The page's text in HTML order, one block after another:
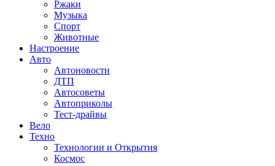
Ржаки
Музыка
Спорт
Животные
Настроение
Авто
Автоновости
ДТП
Автосоветы
Автоприколы
Тест-драйвы
Вело
Техно
Технологии и Открытия
Космос